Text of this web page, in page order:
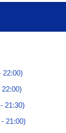
22:00)
21:30)
21:00)